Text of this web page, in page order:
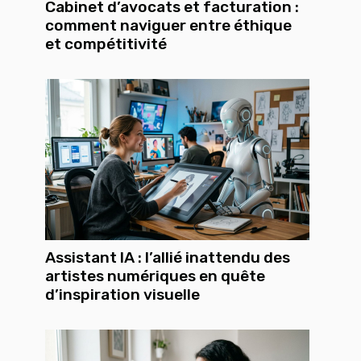
Cabinet d’avocats et facturation :
comment naviguer entre éthique
et compétitivité
Assistant IA : l’allié inattendu des
artistes numériques en quête
d’inspiration visuelle